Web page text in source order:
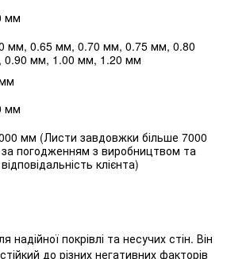
мм
мм, 0.65 мм, 0.70 мм, 0.75 мм, 0.80
0.90 мм, 1.00 мм, 1.20 мм
мм
мм (Листи завдовжки більше 7000
погодженням з виробництвом та
клієнта)
покрівлі та несучих стін. Він
до різних негативних факторів